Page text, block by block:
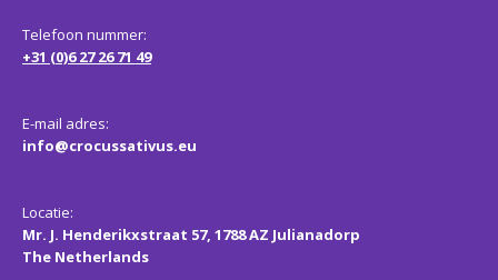
Telefoon nummer:
+31 (0)6 27 26 71 49
E-mail adres:
info@crocussativus.eu
Locatie:
Mr. J. Henderikxstraat 57, 1788 AZ Julianadorp
The Netherlands